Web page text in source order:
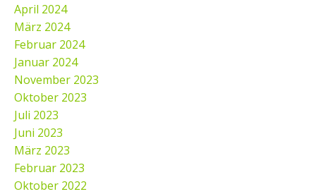
April 2024
März 2024
Februar 2024
Januar 2024
November 2023
Oktober 2023
Juli 2023
Juni 2023
März 2023
Februar 2023
Oktober 2022